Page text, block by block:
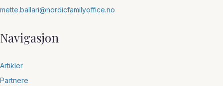
mette.ballari@nordicfamilyoffice.no
Navigasjon
Artikler
Partnere